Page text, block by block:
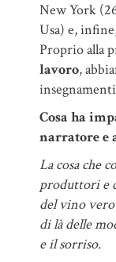
New York
Usa) e,
Proprio alla
lavoro,
Cosa ha
narratore e
La cosa che
produttori e
del vino vero
di là delle
e il sorriso.